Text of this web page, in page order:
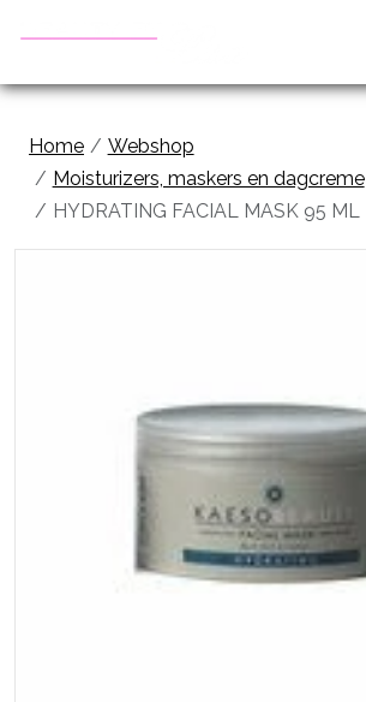
Home
Webshop
Moisturizers, maskers en dagcreme
HYDRATING FACIAL MASK 95 ML